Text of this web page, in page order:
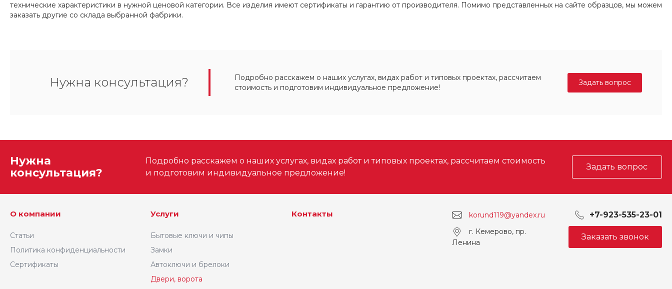
технические характеристики в нужной ценовой категории. Все изделия имеют сертификаты и гарантию от производителя. Помимо представленных на сайте образцов, мы можем
заказать другие со склада выбранной фабрики.
Нужна консультация?
Подробно расскажем о наших услугах, видах работ и типовых проектах, рассчитаем
стоимость и подготовим индивидуальное предложение!
Задать вопрос
Нужна
консультация?
Подробно расскажем о наших услугах, видах работ и типовых проектах, рассчитаем стоимость
и подготовим индивидуальное предложение!
Задать вопрос
О компании
Статьи
Политика конфиденциальности
Сертификаты
Услуги
Бытовые ключи и чипы
Замки
Автоключи и брелоки
Двери, ворота
Контакты korund119@yandex.ru +7-923-535-23-01
г. Кемерово, пр.
Ленина
Заказать звонок